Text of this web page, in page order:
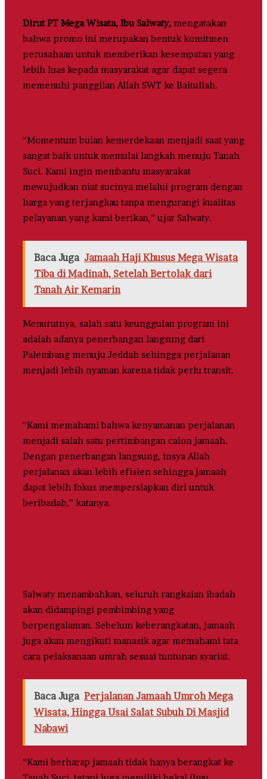
Dirut PT Mega Wisata, Ibu Salwaty, mengatakan
bahwa promo ini merupakan bentuk komitmen
perusahaan untuk memberikan kesempatan yang
lebih luas kepada masyarakat agar dapat segera
memenuhi panggilan Allah SWT ke Baitullah.
“Momentum bulan kemerdekaan menjadi saat yang
sangat baik untuk memulai langkah menuju Tanah
Suci. Kami ingin membantu masyarakat
mewujudkan niat sucinya melalui program dengan
harga yang terjangkau tanpa mengurangi kualitas
pelayanan yang kami berikan,” ujar Salwaty.
Baca Juga Jamaah Haji Khusus Mega Wisata
Tiba di Madinah, Setelah Bertolak dari
Tanah Air Kemarin
Menurutnya, salah satu keunggulan program ini
adalah adanya penerbangan langsung dari
Palembang menuju Jeddah sehingga perjalanan
menjadi lebih nyaman karena tidak perlu transit.
“Kami memahami bahwa kenyamanan perjalanan
menjadi salah satu pertimbangan calon jamaah.
Dengan penerbangan langsung, insya Allah
perjalanan akan lebih efisien sehingga jamaah
dapat lebih fokus mempersiapkan diri untuk
beribadah,” katanya.
Salwaty menambahkan, seluruh rangkaian ibadah
akan didampingi pembimbing yang
berpengalaman. Sebelum keberangkatan, jamaah
juga akan mengikuti manasik agar memahami tata
cara pelaksanaan umrah sesuai tuntunan syariat.
Baca Juga Perjalanan Jamaah Umroh Mega
Wisata, Hingga Usai Salat Subuh Di Masjid
Nabawi
“Kami berharap jamaah tidak hanya berangkat ke